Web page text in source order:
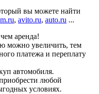
вы можете найти
, avito.ru, auto.ru ...
аренда!
можно увеличить, тем
платежа и переплату
автомобиля.
любой
условиях.